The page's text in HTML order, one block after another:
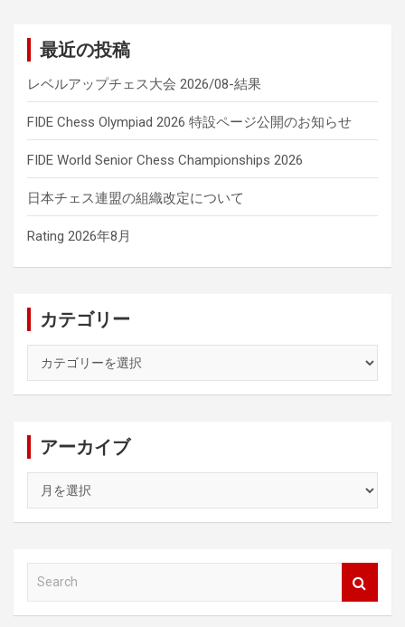
最近の投稿
レベルアップチェス大会 2026/08-結果
FIDE Chess Olympiad 2026 特設ページ公開のお知らせ
FIDE World Senior Chess Championships 2026
日本チェス連盟の組織改定について
Rating 2026年8月
カテゴリー
ゴ
アーカイブ
カ